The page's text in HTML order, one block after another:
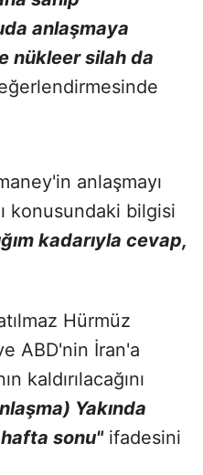
anlaşmaya
nükleer silah da
anlaşmayı
konusundaki bilgisi
kadarıyla cevap,
Hürmüz
ABD'nin İran'a
kaldırılacağını
Yakında
sonu"ifadesini